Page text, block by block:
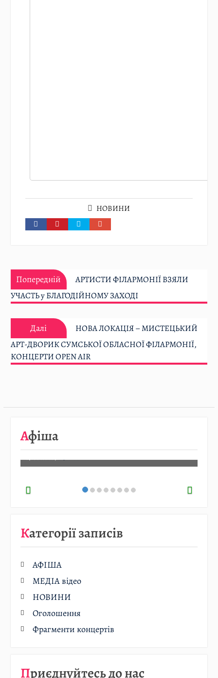
НОВИНИ
Навігація
записів
Попередній Попередній:
АРТИСТИ ФІЛАРМОНІЇ ВЗЯЛИ
УЧАСТЬ у БЛАГОДІЙНОМУ ЗАХОДІ
Далі Далі:
НОВА ЛОКАЦІЯ – МИСТЕЦЬКИЙ
АРТ-ДВОРИК СУМСЬКОЇ ОБЛАСНОЇ ФІЛАРМОНІЇ,
КОНЦЕРТИ OPEN AIR
Афіша
08.08
Детальніше…
Категорії записів
АФІША
МЕДІА відео
НОВИНИ
Оголошення
Фрагменти концертів
Приєднуйтесь до нас